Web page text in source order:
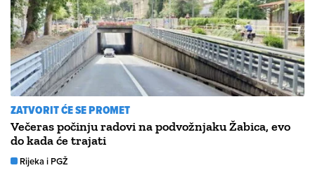
ZATVORIT ĆE SE PROMET
Večeras počinju radovi na podvožnjaku Žabica, evo
do kada će trajati
Rijeka i PGŽ